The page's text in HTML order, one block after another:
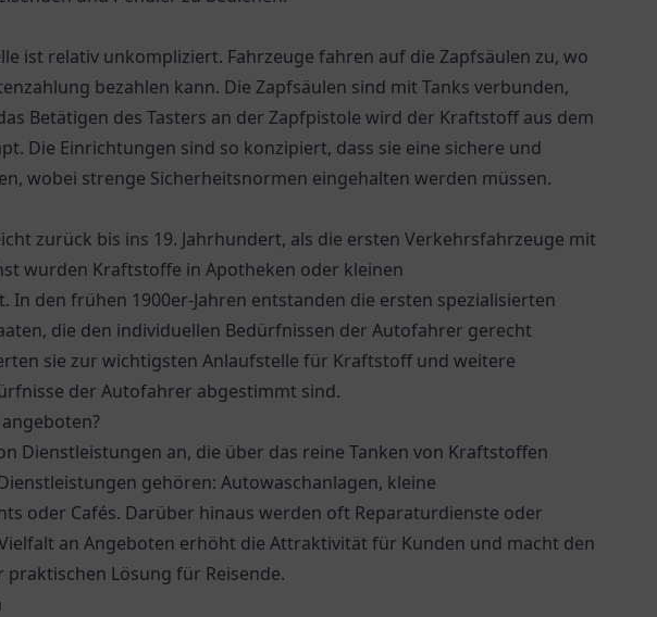
ist relativ unkompliziert. Fahrzeuge fahren auf die Zapfsäulen zu, wo
bezahlen kann. Die Zapfsäulen sind mit Tanks verbunden,
Betätigen des Tasters an der Zapfpistole wird der Kraftstoff aus dem
Die Einrichtungen sind so konzipiert, dass sie eine sichere und
wobei strenge Sicherheitsnormen eingehalten werden müssen.
zurück bis ins 19. Jahrhundert, als die ersten Verkehrsfahrzeuge mit
wurden Kraftstoffe in Apotheken oder kleinen
In den frühen 1900er-Jahren entstanden die ersten spezialisierten
die den individuellen Bedürfnissen der Autofahrer gerecht
sie zur wichtigsten Anlaufstelle für Kraftstoff und weitere
der Autofahrer abgestimmt sind.
Dienstleistungen an, die über das reine Tanken von Kraftstoffen
gehören: Autowaschanlagen, kleine
oder Cafés. Darüber hinaus werden oft Reparaturdienste oder
an Angeboten erhöht die Attraktivität für Kunden und macht den
praktischen Lösung für Reisende.